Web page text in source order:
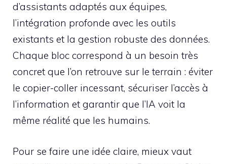
d’assistants adaptés aux équipes,
l’intégration profonde avec les outils
existants et la gestion robuste des données.
Chaque bloc correspond à un besoin très
concret que l’on retrouve sur le terrain : éviter
le copier-coller incessant, sécuriser l’accès à
l’information et garantir que l’IA voit la
même réalité que les humains.
Pour se faire une idée claire, mieux vaut